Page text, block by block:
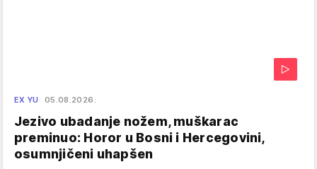
EX YU 05.08.2026.
Jezivo ubadanje nožem, muškarac
preminuo: Horor u Bosni i Hercegovini,
osumnjičeni uhapšen